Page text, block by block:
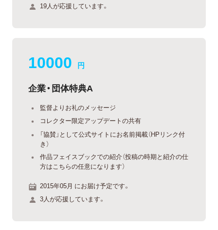
19人が応援しています。
10000 円
企業・団体特典A
監督よりお礼のメッセージ
コレクター限定アップデートの共有
「協賛」として公式サイトにお名前掲載（HPリンク付
き）
作品フェイスブックでの紹介（投稿の時期と紹介の仕
方はこちらの任意になります）
2015年05月 にお届け予定です。
3人が応援しています。